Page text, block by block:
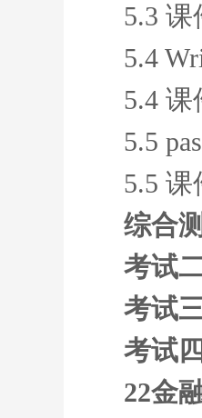
5.3 课
5.4
5.4 课
5.5
5.5 课
综合
考试
考试
考试
22金